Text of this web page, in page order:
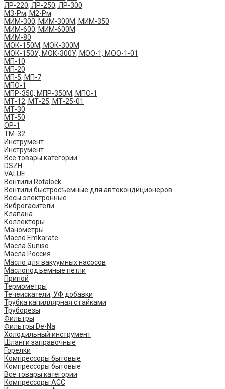
ЛР-220, ЛР-250, ЛР-300
М3-Рм, М2-Рм
МИМ-300, МИМ-300М, МИМ-350
МИМ-600, МИМ-600М
МИМ-80
МОК-150М, МОК-300М
МОК-150У, МОК-300У, МОО-1, МОО-1-01
МП-10
МП-20
МП-5, МП-7
МПО-1
МПР-350, МПР-350М, МПО-1
МТ-12, МТ-25, МТ-25-01
МТ-30
МТ-50
ОР-1
ТМ-32
Инструмент
Инструмент
Все товары категории
DSZH
VALUE
Вентили Rotalock
Вентили быстросъемные для автокондиционеров
Весы электронные
Виброгасители
Клапана
Коллекторы
Манометры
Масло Emkarate
Масла Suniso
Масла Россия
Масло для вакуумных насосов
Маслоподъемные петли
Припой
Термометры
Течеискатели, УФ добавки
Трубка капиллярная с гайками
Труборезы
Фильтры
Фильтры De-Na
Холодильный инструмент
Шланги заправочные
Горелки
Компрессоры бытовые
Компрессоры бытовые
Все товары категории
Компрессоры ACC